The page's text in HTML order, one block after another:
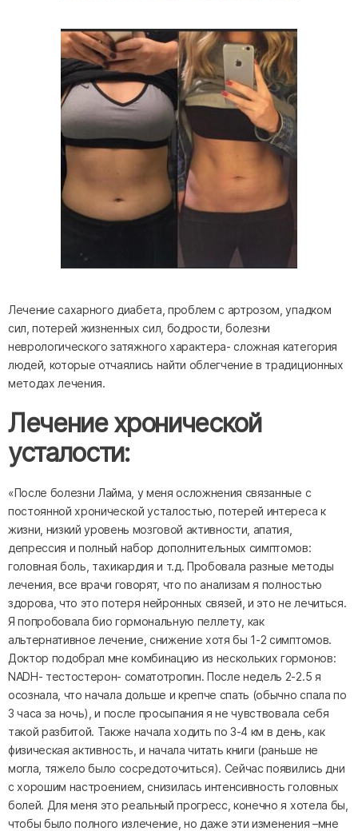
Лечение сахарного диабета, проблем с артрозом, упадком
сил, потерей жизненных сил, бодрости, болезни
неврологического затяжного характера- сложная категория
людей, которые отчаялись найти облегчение в традиционных
методах лечения.
Лечение хронической
усталости:
«После болезни Лайма, у меня осложнения связанные с
постоянной хронической усталостью, потерей интереса к
жизни, низкий уровень мозговой активности, апатия,
депрессия и полный набор дополнительных симптомов:
головная боль, тахикардия и т.д. Пробовала разные методы
лечения, все врачи говорят, что по анализам я полностью
здорова, что это потеря нейронных связей, и это не лечиться.
Я попробовала био гормональную пеллету, как
альтернативное лечение, снижение хотя бы 1-2 симптомов.
Доктор подобрал мне комбинацию из нескольких гормонов:
NADH- тестостерон- соматотропин. После недель 2-2.5 я
осознала, что начала дольше и крепче спать (обычно спала по
3 часа за ночь), и после просыпания я не чувствовала себя
такой разбитой. Также начала ходить по 3-4 км в день, как
физическая активность, и начала читать книги (раньше не
могла, тяжело было сосредоточиться). Сейчас появились дни
с хорошим настроением, снизилась интенсивность головных
болей. Для меня это реальный прогресс, конечно я хотела бы,
чтобы было полного излечение, но даже эти изменения –мне